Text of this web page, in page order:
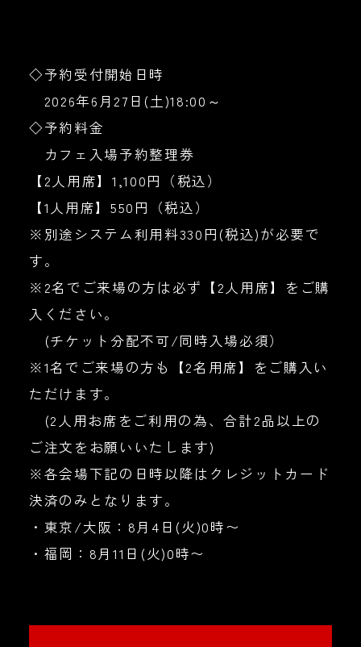
◇予約受付開始日時
2026年6月27日(土)18:00～
◇予約料金
カフェ入場予約整理券
【2人用席】1,100円（税込）
【1人用席】550円（税込）
※別途システム利用料330円(税込)が必要で
す。
※2名でご来場の方は必ず【2人用席】をご購
入ください。
(チケット分配不可/同時入場必須）
※1名でご来場の方も【2名用席】をご購入い
ただけます。
(2人用お席をご利用の為、合計2品以上の
ご注文をお願いいたします)
※各会場下記の日時以降はクレジットカード
決済のみとなります。
・東京/大阪：8月4日(火)0時〜
・福岡：8月11日(火)0時〜